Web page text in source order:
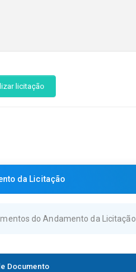
licitação
da Licitação
do Andamento da Licitação
Documento